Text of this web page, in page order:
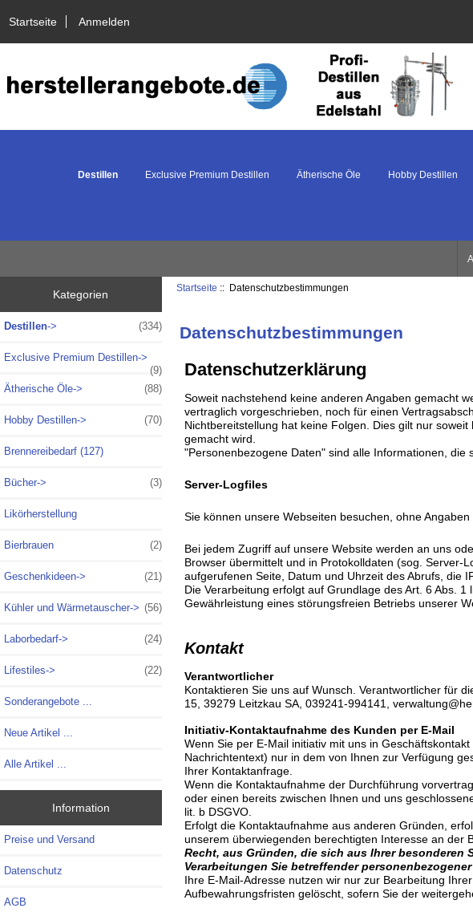
Startseite Anmelden
Destillen Exclusive Premium Destillen Ätherische Öle Hobby Destillen
Kategorien
Destillen-> (334)
Exclusive Premium Destillen->
(9)
Ätherische Öle->
(88)
Hobby Destillen-> (70)
Brennereibedarf (127)
Bücher-> (3)
Likörherstellung
Bierbrauen (2)
Geschenkideen-> (21)
Kühler und Wärmetauscher-> (56)
Laborbedarf-> (24)
Lifestiles-> (22)
Sonderangebote ...
Neue Artikel ...
Alle Artikel ...
Information
Preise und Versand
Datenschutz
AGB
Startseite :: Datenschutzbestimmungen
Datenschutzbestimmungen
Datenschutzerklärung
Soweit nachstehend keine anderen Angaben gemacht
vertraglich vorgeschrieben, noch für einen
Nichtbereitstellung hat keine Folgen. Dies gilt nur
gemacht wird.
"Personenbezogene Daten" sind alle Informationen, die
Server-Logfiles
Sie können unsere Webseiten besuchen, ohne
Bei jedem Zugriff auf unsere Website werden an uns
Browser übermittelt und in Protokolldaten (sog. Server-
aufgerufenen Seite, Datum und Uhrzeit des Abrufs, die
Die Verarbeitung erfolgt auf Grundlage des Art. 6 Abs.
Gewährleistung eines störungsfreien Betriebs unserer
Kontakt
Verantwortlicher
Kontaktieren Sie uns auf Wunsch. Verantwortlicher für
15, 39279 Leitzkau SA, 039241-994141,
Initiativ-Kontaktaufnahme des Kunden per E-Mail
Wenn Sie per E-Mail initiativ mit uns in
Nachrichtentext) nur in dem von Ihnen zur Verfügung
Ihrer Kontaktanfrage.
Wenn die Kontaktaufnahme der Durchführung
oder einen bereits zwischen Ihnen und uns
lit. b DSGVO.
Erfolgt die Kontaktaufnahme aus anderen Gründen,
unserem überwiegenden berechtigten Interesse an der
Recht, aus Gründen, die sich aus Ihrer besonderen
Verarbeitungen Sie betreffender
Ihre E-Mail-Adresse nutzen wir nur zur Bearbeitung
Aufbewahrungsfristen gelöscht, sofern Sie der